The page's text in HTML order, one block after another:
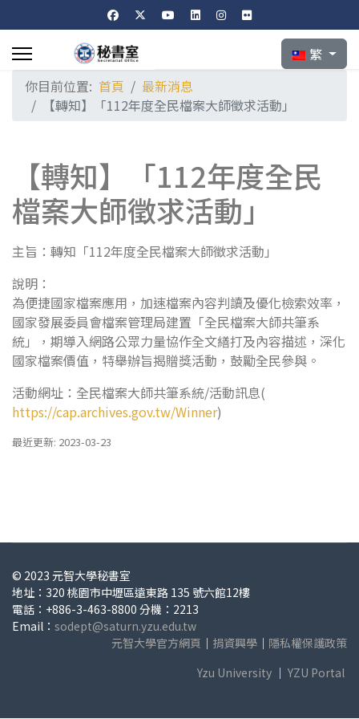
選擇你的語言
繁
你目前位置: 首頁
最新消息
【轉知】「112年度全民檔案大師徵求活動」
【轉知】「112年度全民
檔案大師徵求活動」
主旨：轉知「112年度全民檔案大師徵求活動」
說明：
為便捷國家檔案應用，加速檔案內容判讀及優化檢索效率，
國家發展委員會檔案管理局建置「全民檔案大師共筆系
統」，期導入網路公眾力量協作全文繕打及內容描述，深化
國家檔案價值，特舉辦旨揭贈獎活動，鼓勵全民參與。
活動網址：全民檔案大師共筆系統/活動訊息(
https://cap.archives.gov.tw/Winner)
最近更新: 2023-03-23
© 2023 元智大學秘書室
地址：320 桃園市中壢區遠東路 135 號六館12樓
電話：+886-3-463-8800 分機：2213
Email： sodept@saturn.yzu.edu.tw
元智大學官方網頁 ｜ 捐資興學 ｜ 隱私權保護政策
Yzu University ｜ YZU Portal